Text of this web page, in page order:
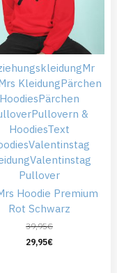
Mr
KleidungPärchen
HoodiesPärchen
Pullovern &
HoodiesText
Valentinstag
Valentinstag
Pullover
Hoodie Premium
Rot Schwarz
39,95€
29,95€